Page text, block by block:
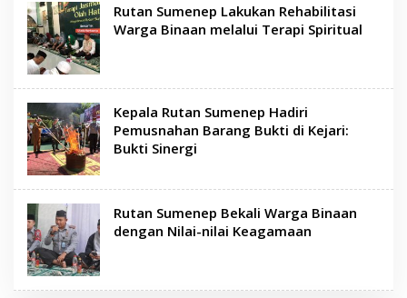
Rutan Sumenep Lakukan Rehabilitasi
Warga Binaan melalui Terapi Spiritual
Kepala Rutan Sumenep Hadiri
Pemusnahan Barang Bukti di Kejari:
Bukti Sinergi
Rutan Sumenep Bekali Warga Binaan
dengan Nilai-nilai Keagamaan